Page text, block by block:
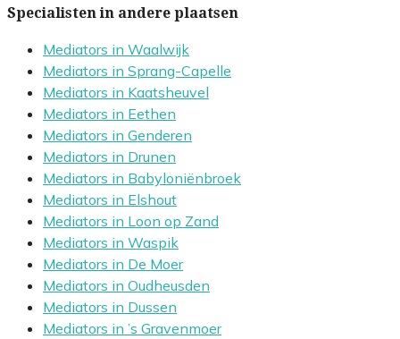
Specialisten in andere plaatsen
Mediators in Waalwijk
Mediators in Sprang-Capelle
Mediators in Kaatsheuvel
Mediators in Eethen
Mediators in Genderen
Mediators in Drunen
Mediators in Babyloniënbroek
Mediators in Elshout
Mediators in Loon op Zand
Mediators in Waspik
Mediators in De Moer
Mediators in Oudheusden
Mediators in Dussen
Mediators in ’s Gravenmoer